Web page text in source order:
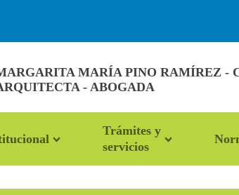
MARÍA PINO RAMÍREZ -
- ABOGADA
Trámites y
servicios